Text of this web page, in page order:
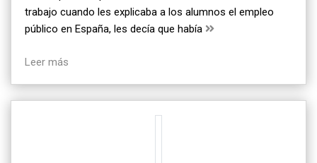
trabajo cuando les explicaba a los alumnos el empleo
público en España, les decía que había
Leer más